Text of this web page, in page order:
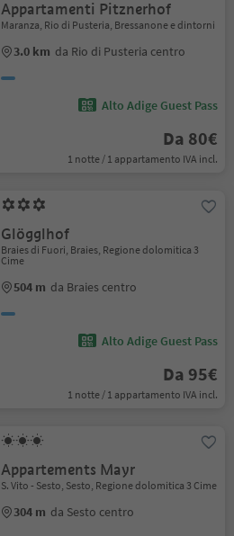
Appartamenti Pitznerhof
Maranza, Rio di Pusteria, Bressanone e dintorni
3.0 km da Rio di Pusteria centro
Alto Adige Guest Pass
Da 80€
1 notte / 1 appartamento IVA incl.
Glögglhof
Braies di Fuori, Braies, Regione dolomitica 3
Cime
504 m da Braies centro
Alto Adige Guest Pass
Da 95€
1 notte / 1 appartamento IVA incl.
Appartements Mayr
S. Vito - Sesto, Sesto, Regione dolomitica 3 Cime
304 m da Sesto centro